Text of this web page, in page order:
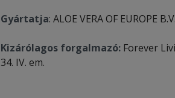
Gyártatja: ALOE VERA OF EUROPE
Kizárólagos forgalmazó: Forever
34. IV. em.